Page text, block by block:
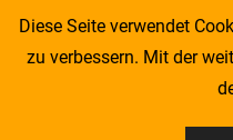
Zum
Diese Seite verwendet
zu verbessern. Mit der